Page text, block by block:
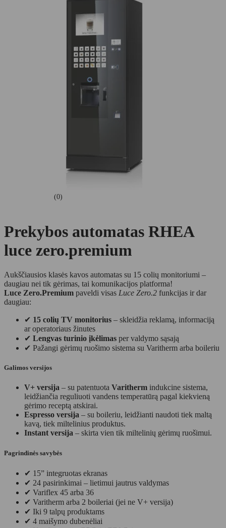
(0)
Prekybos automatas RHEA
luce zero.premium
Aukščiausios klasės kavos automatas su 15 colių monitoriumi –
daugiau nei tik gėrimas, tai komunikacijos platforma!
Luce Zero.Premium paveldi visas Luce Zero.2 funkcijas ir dar
daugiau:
✔ 15 colių TV monitorius – skleidžia reklamą, informaciją
ar operatoriaus žinutes
✔ Lengvas turinio įkėlimas per valdymo sąsają
✔ Pažangi gėrimų ruošimo sistema su Varitherm arba boileriu
Galimos versijos
V+ versija – su patentuota Varitherm indukcine sistema,
leidžiančia reguliuoti vandens temperatūrą pagal kiekvieną
gėrimo receptą atskirai.
Espresso versija – su boileriu, leidžianti naudoti tiek maltą
kavą, tiek miltelinius produktus.
Instant versija – skirta vien tik miltelinių gėrimų ruošimui.
Pagrindinės savybės
✔ 15” integruotas ekranas
✔ 24 pasirinkimai – lietimui jautrus valdymas
✔ Variflex 45 arba 36
✔ Varitherm arba 2 boileriai (jei ne V+ versija)
✔ Iki 9 talpų produktams
✔ 4 maišymo dubenėliai